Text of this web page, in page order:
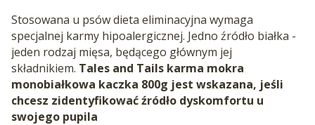
Stosowana u psów dieta eliminacyjna wymaga
specjalnej karmy hipoalergicznej. Jedno źródło białka -
jeden rodzaj mięsa, będącego głównym jej
składnikiem. Tales and Tails karma mokra
monobiałkowa kaczka 800g jest wskazana, jeśli
chcesz zidentyfikować źródło dyskomfortu u
swojego pupila